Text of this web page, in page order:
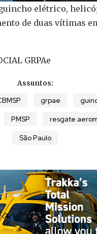
elétrico,
de duas vítimas
GRPAe
Assuntos:
grpae
PMSP resgate
São Paulo